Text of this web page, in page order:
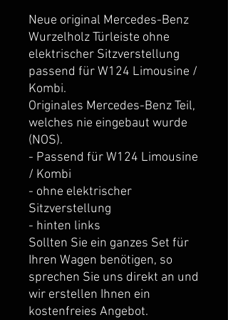
Neue original Mercedes-Benz
Wurzelholz Türleiste ohne
elektrischer Sitzverstellung
passend für W124 Limousine /
Kombi.
Originales Mercedes-Benz Teil,
welches nie eingebaut wurde
(NOS).
- Passend für W124 Limousine
/ Kombi
- ohne elektrischer
Sitzverstellung
- hinten links
Sollten Sie ein ganzes Set für
Ihren Wagen benötigen, so
sprechen Sie uns direkt an und
wir erstellen Ihnen ein
kostenfreies Angebot.